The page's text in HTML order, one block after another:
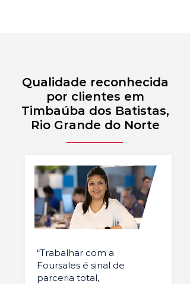
Qualidade reconhecida
por clientes em
Timbaúba dos Batistas,
Rio Grande do Norte
“Trabalhar com a
Foursales é sinal de
parceria total,